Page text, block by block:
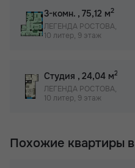
3-комн. , 75,12 м2
ЛЕГЕНДА РОСТОВА,
10 литер, 9 этаж
Студия , 24,04 м2
ЛЕГЕНДА РОСТОВА,
10 литер, 9 этаж
Похожие квартиры в